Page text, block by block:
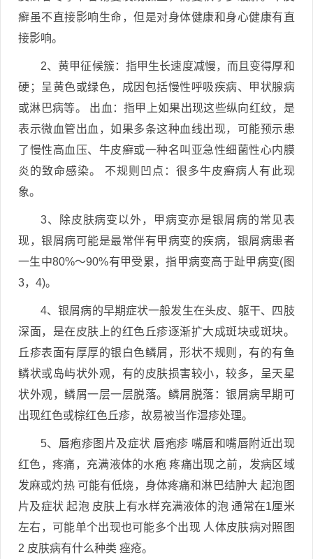
癣虽不直接影响生命，但是对身体健康和身心健康有直
接影响。
2、黄甲征候簇：指甲生长速度减慢，而且变得厚和
硬；呈黄色或绿色，成因包括慢性呼吸疾病、甲状腺病
或淋巴病等。 出血：指甲上如果出现这些纵向红纹，是
表示微血管出血，如果多条这种血线出现，可能预示患
了慢性高血压、牛皮癣或一种名叫亚急性细菌性心内膜
炎的致命感染。 不规则凹点：很多牛皮癣病人有此现
象。
3、除皮肤病变以外，甲病变亦是银屑病的常见表
现，银屑病可能是最常伴有甲病变的疾病，银屑病患者
一生中80%～90%有甲受累，指甲病变高于趾甲病变(图
3，4)。
4、银屑病的早期症状一般发生在头皮、躯干、四肢
深面，是在皮肤上的红色丘疹逐渐扩大成斑块或斑块。
丘疹表面有厚厚的银白色鳞屑，形状不规则，有的有鱼
鳞状或岛屿状外观，有的皮肤损害较小，较多，呈天星
状外观，鳞屑一层一层脱落。鳞屑脱落：银屑病早期可
出现红色或棕红色丘疹，故易被当作湿疹处理。
5、唇疱疹图片及症状 唇疱疹 嘴唇和嘴唇附近出现
红色，疼痛，充满液体的水疱 疼痛出现之前，发病区域
发麻或灼热 可能有低烧，身体疼痛和淋巴结肿大 起泡图
片及症状 起泡 皮肤上有水样充满液体的泡 通常在1厘米
左右，可能单个出现也可能多个出现 人体皮肤病对照图
2 皮肤病有什么种类 痤疮。